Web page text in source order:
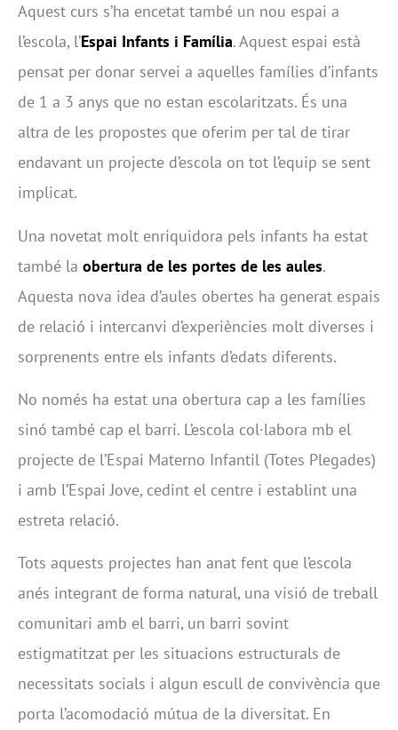
Aquest curs s’ha encetat també un nou espai a
l’escola, l’Espai Infants i Família. Aquest espai està
pensat per donar servei a aquelles famílies d’infants
de 1 a 3 anys que no estan escolaritzats. És una
altra de les propostes que oferim per tal de tirar
endavant un projecte d’escola on tot l’equip se sent
implicat.
Una novetat molt enriquidora pels infants ha estat
també la obertura de les portes de les aules.
Aquesta nova idea d’aules obertes ha generat espais
de relació i intercanvi d’experiències molt diverses i
sorprenents entre els infants d’edats diferents.
No només ha estat una obertura cap a les famílies
sinó també cap el barri. L’escola col·labora mb el
projecte de l’Espai Materno Infantil (Totes Plegades)
i amb l’Espai Jove, cedint el centre i establint una
estreta relació.
Tots aquests projectes han anat fent que l’escola
anés integrant de forma natural, una visió de treball
comunitari amb el barri, un barri sovint
estigmatitzat per les situacions estructurals de
necessitats socials i algun escull de convivència que
porta l’acomodació mútua de la diversitat. En